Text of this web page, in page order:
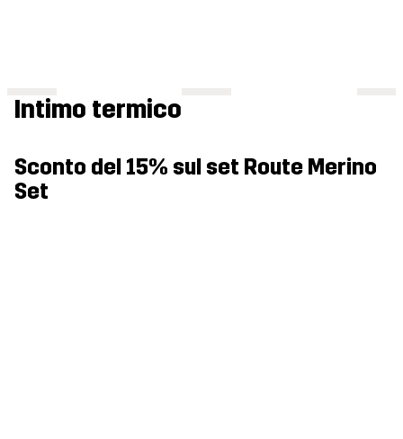
Intimo termico
Sconto del 15% sul set Route Merino
Set